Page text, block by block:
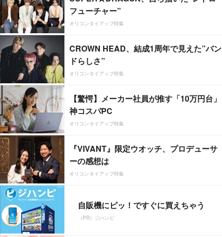
フューチャー”
オリコンタイアップ特集
CROWN HEAD、結成1周年で見えた”バン
ドらしさ”
オリコンタイアップ特集
【驚愕】メーカー社員が推す「10万円台」
神コスパPC
オリコンタイアップ特集
『VIVANT』限定ウオッチ、プロデューサ
ーの感想は
オリコンタイアップ特集
自販機にピッ！ですぐに買えちゃう
（PR）ジハンピ